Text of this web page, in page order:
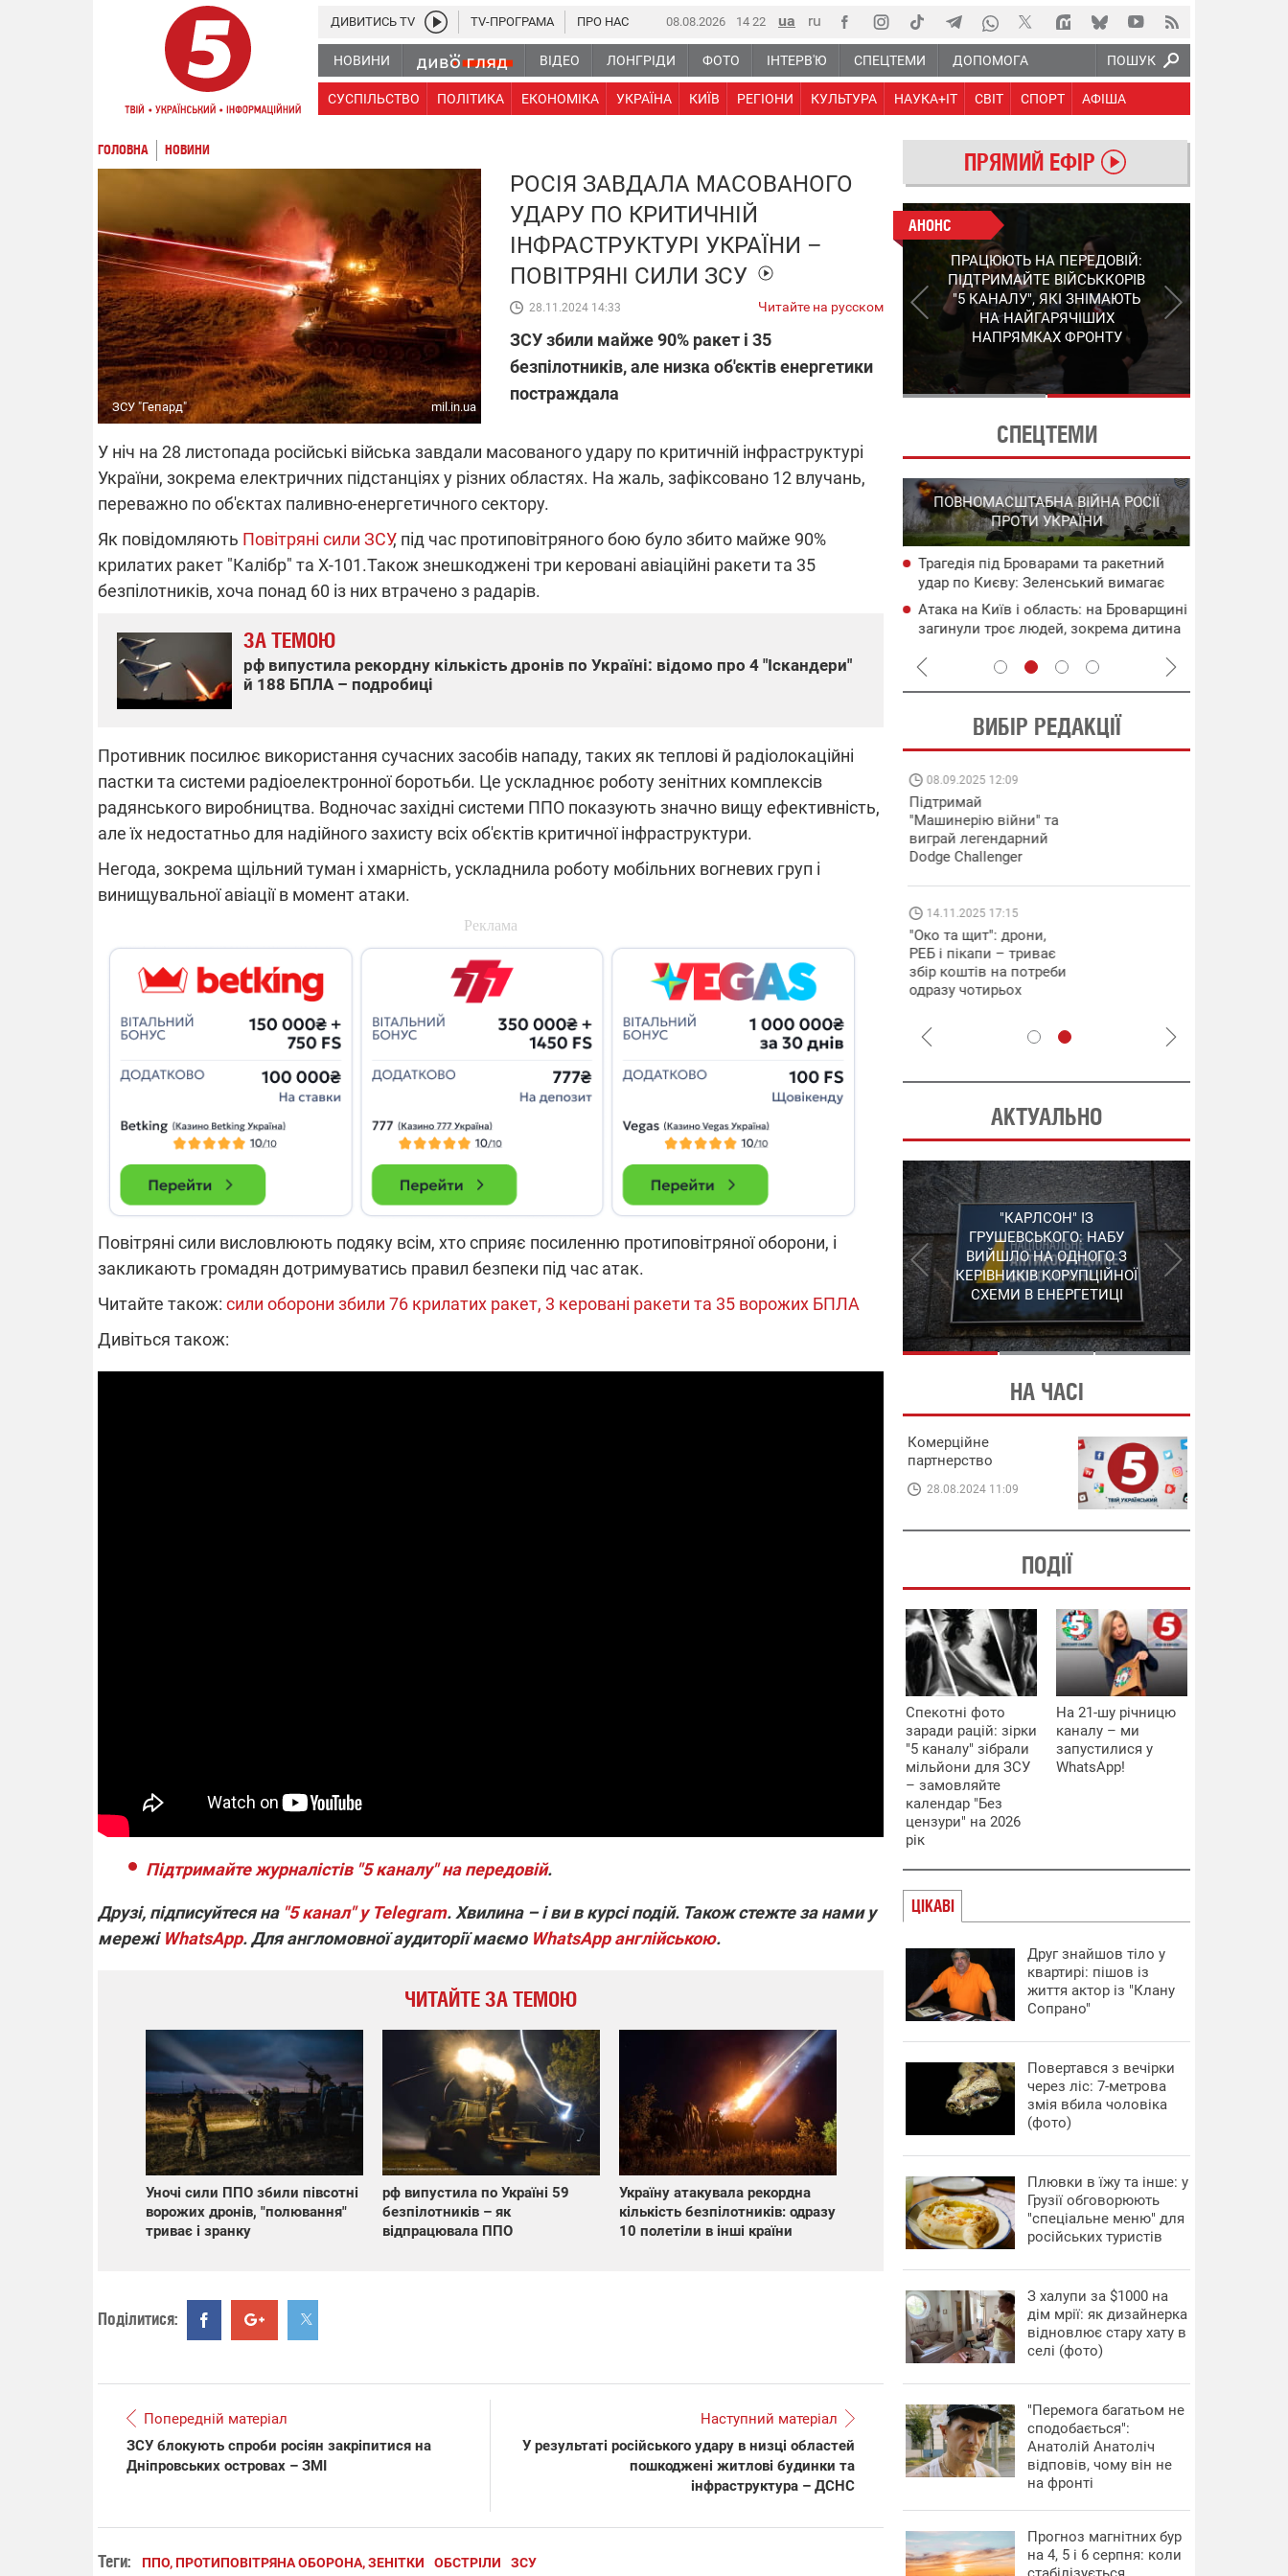
ПОШУК
08.08.2026 14:22
НОВИНИ ВІДЕО ЛОНГРІДИ ФОТО ІНТЕРВ'Ю СПЕЦТЕМИ ДОПОМОГА
СУСПІЛЬСТВО ПОЛІТИКА ЕКОНОМІКА УКРАЇНА КИЇВ РЕГІОНИ КУЛЬТУРА НАУКА+IT СВІТ СПОРТ АФІША
ДИВИТИСЬ TV TV-ПРОГРАМА ПРО НАС
ГОЛОВНА НОВИНИ
ЗСУ "Гепард" mil.in.ua
РОСІЯ ЗАВДАЛА МАСОВАНОГО
УДАРУ ПО КРИТИЧНІЙ
ІНФРАСТРУКТУРІ УКРАЇНИ –
ПОВІТРЯНІ СИЛИ ЗСУ
28.11.2024 14:33 Читайте на русском
ЗСУ збили майже 90% ракет і 35
безпілотників, але низка об'єктів енергетики
постраждала
У ніч на 28 листопада російські війська завдали масованого удару по критичній інфраструктурі
України, зокрема електричних підстанціях у різних областях. На жаль, зафіксовано 12 влучань,
переважно по об'єктах паливно-енергетичного сектору.
Як повідомляють Повітряні сили ЗСУ, під час протиповітряного бою було збито майже 90%
крилатих ракет "Калібр" та Х-101.Також знешкоджені три керовані авіаційні ракети та 35
безпілотників, хоча понад 60 із них втрачено з радарів.
ЗА ТЕМОЮ
рф випустила рекордну кількість дронів по Україні: відомо про 4 "Іскандери"
й 188 БПЛА – подробиці
Противник посилює використання сучасних засобів нападу, таких як теплові й радіолокаційні
пастки та системи радіоелектронної боротьби. Це ускладнює роботу зенітних комплексів
радянського виробництва. Водночас західні системи ППО показують значно вищу ефективність,
але їх недостатньо для надійного захисту всіх об'єктів критичної інфраструктури.
Негода, зокрема щільний туман і хмарність, ускладнила роботу мобільних вогневих груп і
винищувальної авіації в момент атаки.
Повітряні сили висловлюють подяку всім, хто сприяє посиленню протиповітряної оборони, і
закликають громадян дотримуватись правил безпеки під час атак.
Читайте також: сили оборони збили 76 крилатих ракет, 3 керовані ракети та 35 ворожих БПЛА
Дивіться також:
Підтримайте журналістів "5 каналу" на передовій.
Друзі, підписуйтеся на "5 канал" у Telegram. Хвилина – і ви в курсі подій. Також стежте за нами у
мережі WhatsApp. Для англомовної аудиторії маємо WhatsApp англійською.
ЧИТАЙТЕ ЗА ТЕМОЮ
Уночі сили ППО збили півсотні
ворожих дронів, "полювання"
триває і зранку
рф випустила по Україні 59
безпілотників – як
відпрацювала ППО
Україну атакувала рекордна
кількість безпілотників: одразу
10 полетіли в інші країни
Поділитися:
Попередній матеріал
ЗСУ блокують спроби росіян закріпитися на
Дніпровських островах – ЗМІ
Наступний матеріал
У результаті російського удару в низці областей
пошкоджені житлові будинки та
інфраструктура – ДСНС
Теги: ППО, ПРОТИПОВІТРЯНА ОБОРОНА, ЗЕНІТКИ ОБСТРІЛИ ЗСУ
ПРЯМИЙ ЕФІР
АНОНС
КІНЕЦЬ ВОРОЖИМ
"МОЛНІЯМ" ТА FPV: ЯК
УКРАЇНСЬКИЙ STEP-3
ЗМІНЮЄ ПРАВИЛА ГРИ –
ПОДРОБИЦІ ПРО
ПЕРЕХОПЛЮВАЧ
АНОНС
ПРАЦЮЮТЬ НА ПЕРЕДОВІЙ:
ПІДТРИМАЙТЕ ВІЙСЬККОРІВ
"5 КАНАЛУ", ЯКІ ЗНІМАЮТЬ
НА НАЙГАРЯЧІШИХ
НАПРЯМКАХ ФРОНТУ
СПЕЦТЕМИ
ВІДКЛЮЧЕННЯ СВІТЛА В УКРАЇНІ
Частина споживачів у чотирьох
областях залишається без світла після
російських обстрілів
Нова підозра у справі Міндіча: НАБУ
ПОВНОМАСШТАБНА ВІЙНА РОСІЇ
ПРОТИ УКРАЇНИ
Трагедія під Броварами та ракетний
удар по Києву: Зеленський вимагає
нових санкцій проти рф
Атака на Київ і область: на Броварщині
загинули троє людей, зокрема дитина
ВИБІР РЕДАКЦІЇ
08.09.2025 12:09
Підтримай
"Машинерію війни" та
виграй легендарний
"Око та щит": дрони,
РЕБ і пікапи – триває
збір коштів на потреби
11.08.2025 15:16
Працюють на
підтримайте
які знімають на
Вернадського на
фронт": стрілецька
бригада Повітряних
НРК Numo
08.09.2025 12:09
Підтримай
"Машинерію війни" та
виграй легендарний
Dodge Challenger
14.11.2025 17:15
"Око та щит": дрони,
РЕБ і пікапи – триває
збір коштів на потреби
одразу чотирьох
АКТУАЛЬНО
"КАРЛСОН" ІЗ
ГРУШЕВСЬКОГО: НАБУ
ВИЙШЛО НА ОДНОГО З
КЕРІВНИКІВ КОРУПЦІЙНОЇ
СХЕМИ В ЕНЕРГЕТИЦІ
СЕРГІЙ ПУШКАР,
ЗГАДАНИЙ У "ПЛІВКАХ
МІНДІЧА", ЗАЛИШИВ
УКРАЇНУ
"ШЛАГБАУМ" НА
ДЕРЖКОНТРАКТАХ: НАБУ
РОЗКРИЛО ЗЛОЧИННУ
ОРГАНІЗАЦІЮ В
ЕНЕРГЕТИЦІ
НА ЧАСІ
Комерційне
партнерство
28.08.2024 11:09
ПОДІЇ
Спекотні фото
заради рацій: зірки
"5 каналу" зібрали
мільйони для ЗСУ
– замовляйте
календар "Без
цензури" на 2026
рік
На 21-шу річницю
каналу – ми
запустилися у
WhatsApp!
ЦІКАВІ
Друг знайшов тіло у
квартирі: пішов із
життя актор із "Клану
Сопрано"
Повертався з вечірки
через ліс: 7-метрова
змія вбила чоловіка
(фото)
Плювки в їжу та інше: у
Грузії обговорюють
"спеціальне меню" для
російських туристів
З халупи за $1000 на
дім мрії: як дизайнерка
відновлює стару хату в
селі (фото)
"Перемога багатьом не
сподобається":
Анатолій Анатоліч
відповів, чому він не
на фронті
Прогноз магнітних бур
на 4, 5 і 6 серпня: коли